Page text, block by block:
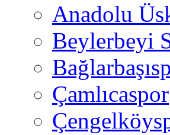
Anadolu
Beylerbeyi
Çamlıcaspor